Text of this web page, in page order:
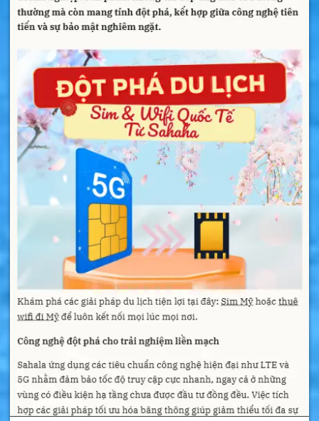
Bạn còn đi nhiều nước khác nữa hãy
xem:
giá sim du lịch
Thông tin chi tiết gói simLitva
Bắt đầu tính ngày kể từ khi lắp sim vào điện
thoại. Vào Internet thoải mái với dung lượng
4G tại Litva.
Nhận sim tại Việt Nam. Miễn phí vận chuyển.
Bạn chỉ cần ngồi nhà gọi điện đặt hàng là có
sim.
Sim lắp vào máy là dùng. Không cần đăng ký
thông tin hay kích hoạt gì cả.